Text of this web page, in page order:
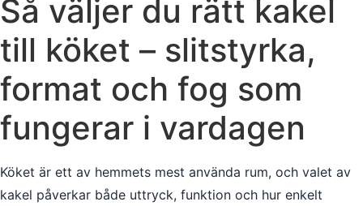
Så väljer du rätt kakel
till köket – slitstyrka,
format och fog som
fungerar i vardagen
Köket är ett av hemmets mest använda rum, och valet av
kakel påverkar både uttryck, funktion och hur enkelt